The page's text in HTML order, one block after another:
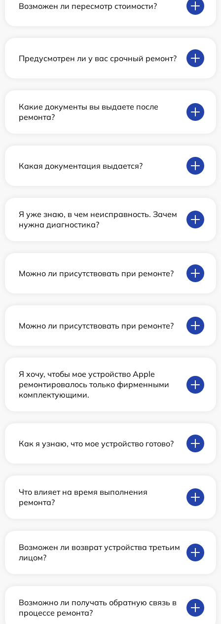
Возможен ли пересмотр стоимости?
Предусмотрен ли у вас срочный ремонт?
Какие документы вы выдаете после
ремонта?
Какая документация выдается?
Я уже знаю, в чем неисправность. Зачем
нужна диагностика?
Можно ли присутствовать при ремонте?
Можно ли присутствовать при ремонте?
Я хочу, чтобы мое устройство Apple
ремонтировалось только фирменными
комплектующими.
Как я узнаю, что мое устройство готово?
Что влияет на время выполнения
ремонта?
Возможен ли возврат устройства третьим
лицом?
Возможно ли получать обратную связь в
процессе ремонта?